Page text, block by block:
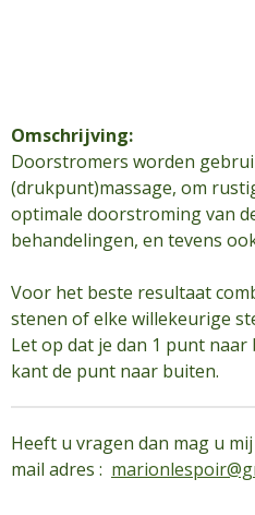
Omschrijving:
Doorstromers worden
(drukpunt)massage, om
optimale doorstroming van
behandelingen, en tevens
Voor het beste resultaat
stenen of elke willekeurige
Let op dat je dan 1 punt
kant de punt naar buiten.
Heeft u vragen dan mag u
mail adres :